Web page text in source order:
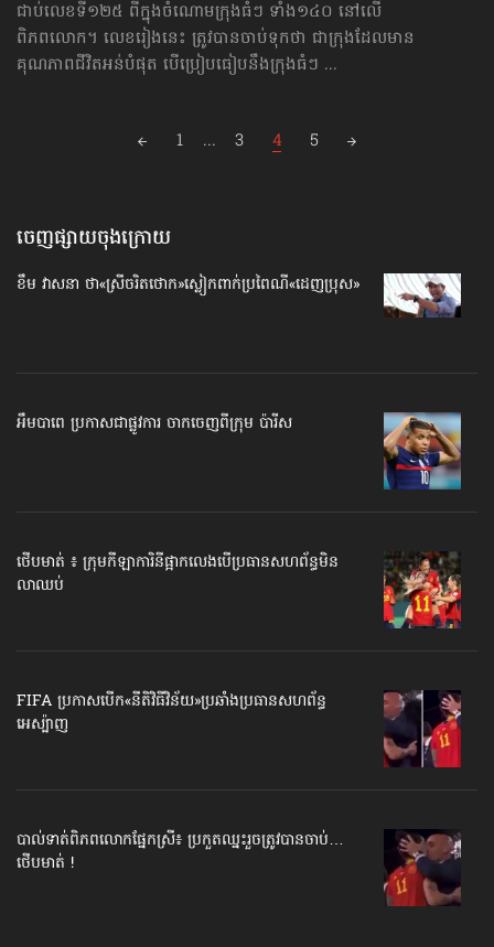
ជាប់លេខទី១២៥ ពីក្នុងចំណោមក្រុងធំៗ ទាំង១៤០ នៅលើ
ពិភពលោក។ លេខរៀងនេះ ត្រូវបានចាប់ទុកថា ជាក្រុងដែលមាន
គុណភាពជីវិតអន់បំផុត បើប្រៀបធៀបនឹងក្រុងធំៗ ...
1 ... 3 4 5
ចេញផ្សាយចុងក្រោយ
ខឹម វាសនា ថា«ស្រីចរិតថោក»​ស្លៀកពាក់ប្រពៃណី​«ដេញប្រុស»
អឹមបាពេ ប្រកាសជាផ្លូវការ ចាកចេញពីក្រុម ប៉ារីស
ថើបមាត់ ៖ ក្រុមកីឡាការិនី​ផ្អាកលេង​​បើប្រធានសហព័ន្ធ​មិន
លាឈប់
FIFA ប្រកាសបើក​«នីតិវិធីវិន័យ»​ប្រឆាំងប្រធានសហព័ន្ធ​
អេស្ប៉ាញ
បាល់ទាត់​ពិភពលោក​ផ្នែកស្រី៖ ប្រកួតឈ្នះរួច​ត្រូវបានចាប់…
ថើបមាត់ !